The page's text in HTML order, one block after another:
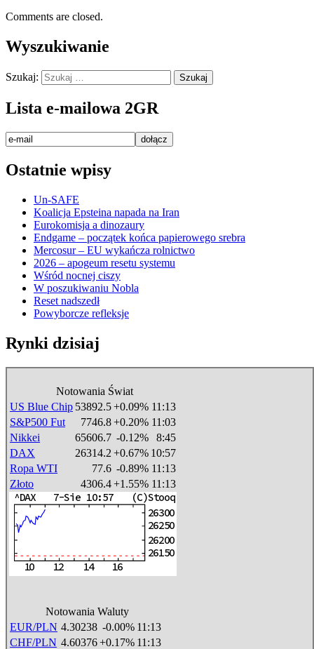
Comments are closed.
Wyszukiwanie
Szukaj:
Lista e-mailowa 2GR
Ostatnie wpisy
Un-SAFE
Koalicja Epsteina napada na Iran
Eurokomisja a dinozaury
Endgame – początek końca papierowego srebra
Mercosur – EU wykańcza rolnictwo
2026 – apogeum resetu systemu
Wśród nocnej ciszy
W poszukiwaniu Nobla
Reset nadszedł
Powyborcze refleksje
Rynki dzisiaj
Notowania Świat
US Blue Chip 53892.5+0.09% 11:13
S&P500 Fut
7746.8+0.20% 11:03
Nikkei
65606.7 -0.12%
8:45
DAX
26314.2 +0.67% 10:57
Ropa WTI
77.6 -0.89% 11:13
Złoto
4306.4+1.55% 11:13
Notowania Waluty
EUR/PLN 4.30238 -0.00% 11:13
CHF/PLN 4.60376+0.17% 11:13